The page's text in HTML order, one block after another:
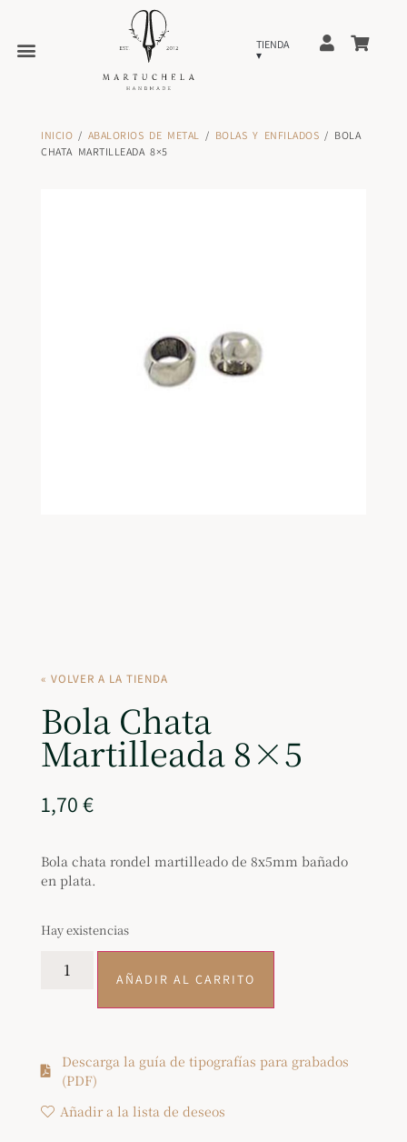
INICIO / ABALORIOS DE METAL / BOLAS Y ENFILADOS / BOLA
CHATA MARTILLEADA 8×5
« VOLVER A LA TIENDA
Bola Chata
Martilleada 8×5
1,70€
Bola chata rondel martilleado de 8x5mm bañado
en plata.
Hay existencias
AÑADIR AL CARRITO
Descarga la guía de tipografías para grabados
(PDF)
Añadir a la lista de deseos